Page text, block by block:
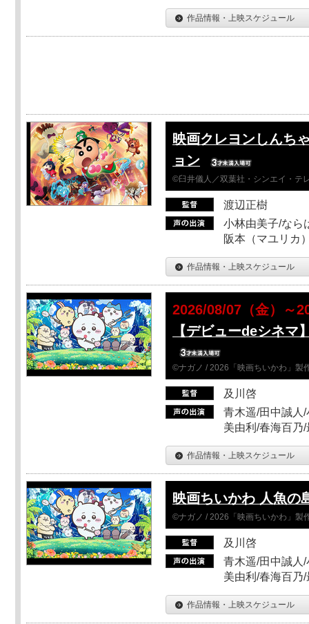
作品情報・上映スケジュール
映画クレヨンしんち
ョン
©臼井儀人／双葉社・シンエイ・テ
渡辺正樹
小林由美子/なら
阪本（マユリカ
作品情報・上映スケジュール
2026/08/07（金）～
【デビューdeシネマ
©ナガノ / 2026「映画ちいかわ」製
及川啓
青木遥/田中誠人
美由利/春海百乃
作品情報・上映スケジュール
映画ちいかわ 人魚の
©ナガノ / 2026「映画ちいかわ」製
及川啓
青木遥/田中誠人
美由利/春海百乃
作品情報・上映スケジュール